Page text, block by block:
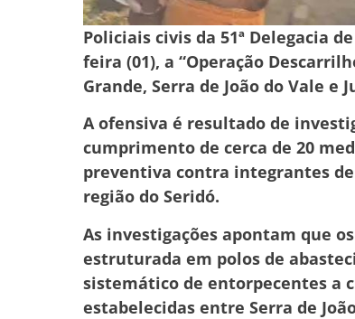
Policiais civis da 51ª Delegacia
feira (01), a “Operação
Grande, Serra de João do Vale e
A ofensiva é resultado de
cumprimento de cerca de 20
preventiva contra integrantes
região do Seridó.
As investigações apontam que
estruturada em polos de
sistemático de entorpecentes a
estabelecidas entre Serra de